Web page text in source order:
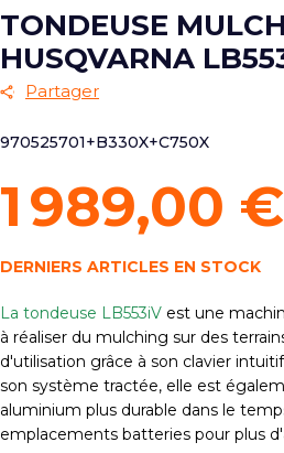
TONDEUSE
HUSQVARNA
Partager
970525701+B330X+C750X
1 989,00 €
DERNIERS ARTICLES EN STOCK
La tondeuse LB553iV est une
à réaliser du mulching sur des
d'utilisation grâce à son clavier
son système tractée, elle est
aluminium plus durable dans le
emplacements batteries pour plus